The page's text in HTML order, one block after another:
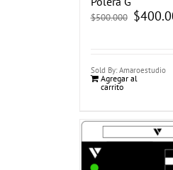
$500.000 El
precio
$
Sold By: Amaroestudio
Agregar al
carrito